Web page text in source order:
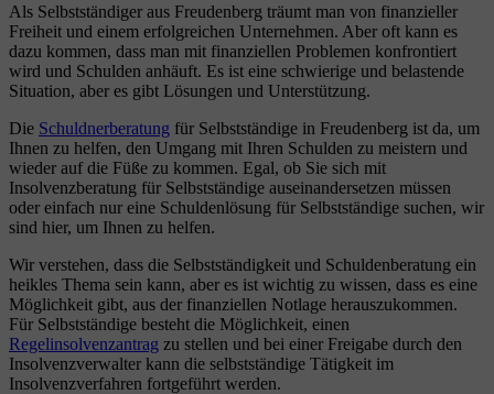
Als Selbstständiger aus Freudenberg träumt man von finanzieller
Freiheit und einem erfolgreichen Unternehmen. Aber oft kann es
dazu kommen, dass man mit finanziellen Problemen konfrontiert
wird und Schulden anhäuft. Es ist eine schwierige und belastende
Situation, aber es gibt Lösungen und Unterstützung.
Die Schuldnerberatung für Selbstständige in Freudenberg ist da, um
Ihnen zu helfen, den Umgang mit Ihren Schulden zu meistern und
wieder auf die Füße zu kommen. Egal, ob Sie sich mit
Insolvenzberatung für Selbstständige auseinandersetzen müssen
oder einfach nur eine Schuldenlösung für Selbstständige suchen, wir
sind hier, um Ihnen zu helfen.
Wir verstehen, dass die Selbstständigkeit und Schuldenberatung ein
heikles Thema sein kann, aber es ist wichtig zu wissen, dass es eine
Möglichkeit gibt, aus der finanziellen Notlage herauszukommen.
Für Selbstständige besteht die Möglichkeit, einen
Regelinsolvenzantrag zu stellen und bei einer Freigabe durch den
Insolvenzverwalter kann die selbstständige Tätigkeit im
Insolvenzverfahren fortgeführt werden.